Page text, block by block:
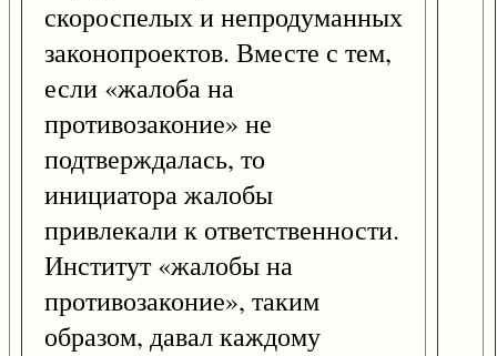
скороспелых и непродуманных
законопроектов. Вместе с тем,
если «жалоба на
противозаконие» не
подтверждалась, то
инициатора жалобы
привлекали к ответственности.
Институт «жалобы на
противозаконие», таким
образом, давал каждому